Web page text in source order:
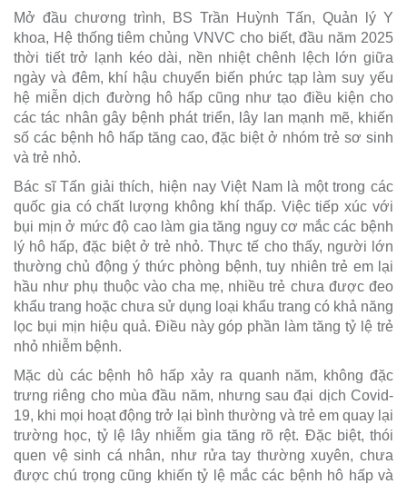
Mở đầu chương trình, BS Trần Huỳnh Tấn, Quản lý Y
khoa, Hệ thống tiêm chủng VNVC cho biết, đầu năm 2025
thời tiết trở lạnh kéo dài, nền nhiệt chênh lệch lớn giữa
ngày và đêm, khí hậu chuyển biến phức tạp làm suy yếu
hệ miễn dịch đường hô hấp cũng như tạo điều kiện cho
các tác nhân gây bệnh phát triển, lây lan mạnh mẽ, khiến
số các bệnh hô hấp tăng cao, đặc biệt ở nhóm trẻ sơ sinh
và trẻ nhỏ.
Bác sĩ Tấn giải thích, hiện nay Việt Nam là một trong các
quốc gia có chất lượng không khí thấp. Việc tiếp xúc với
bụi mịn ở mức độ cao làm gia tăng nguy cơ mắc các bệnh
lý hô hấp, đặc biệt ở trẻ nhỏ. Thực tế cho thấy, người lớn
thường chủ động ý thức phòng bệnh, tuy nhiên trẻ em lại
hầu như phụ thuộc vào cha mẹ, nhiều trẻ chưa được đeo
khẩu trang hoặc chưa sử dụng loại khẩu trang có khả năng
lọc bụi mịn hiệu quả. Điều này góp phần làm tăng tỷ lệ trẻ
nhỏ nhiễm bệnh.
Mặc dù các bệnh hô hấp xảy ra quanh năm, không đặc
trưng riêng cho mùa đầu năm, nhưng sau đại dịch Covid-
19, khi mọi hoạt động trở lại bình thường và trẻ em quay lại
trường học, tỷ lệ lây nhiễm gia tăng rõ rệt. Đặc biệt, thói
quen vệ sinh cá nhân, như rửa tay thường xuyên, chưa
được chú trọng cũng khiến tỷ lệ mắc các bệnh hô hấp và